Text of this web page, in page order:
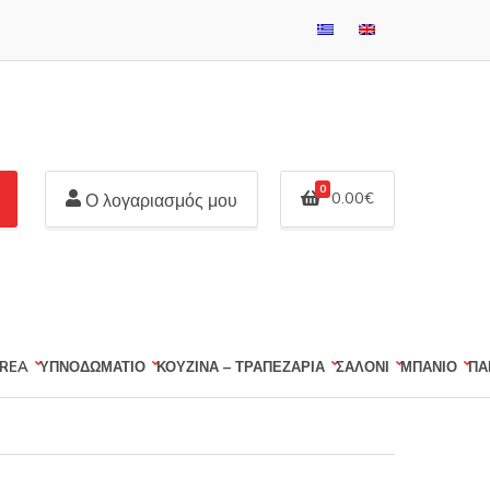
Ο λογαριασμός μου 0 0.00€
ΥΠΝΟΔΩΜΑΤΙΟ ΚΟΥΖΙΝΑ – ΤΡΑΠΕΖΑΡΙΑ ΣΑΛΟΝΙ ΜΠΑΝΙΟ